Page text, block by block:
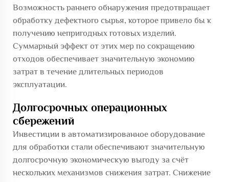
Возможность раннего обнаружения предотвращает
обработку дефектного сырья, которое привело бы к
получению непригодных готовых изделий.
Суммарный эффект от этих мер по сокращению
отходов обеспечивает значительную экономию
затрат в течение длительных периодов
эксплуатации.
Долгосрочных операционных
сбережений
Инвестиции в автоматизированное оборудование
для обработки стали обеспечивают значительную
долгосрочную экономическую выгоду за счёт
нескольких механизмов снижения затрат. Снижение